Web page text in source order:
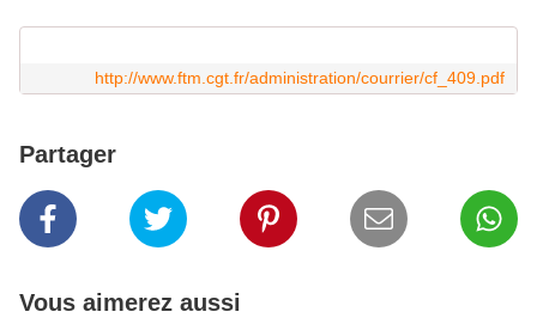
http://www.ftm.cgt.fr/administration/courrier/cf_409.pdf
Partager
Vous aimerez aussi